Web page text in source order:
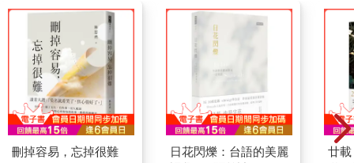
刪掉容易，忘掉很難
日花閃爍：台語的美麗
廿